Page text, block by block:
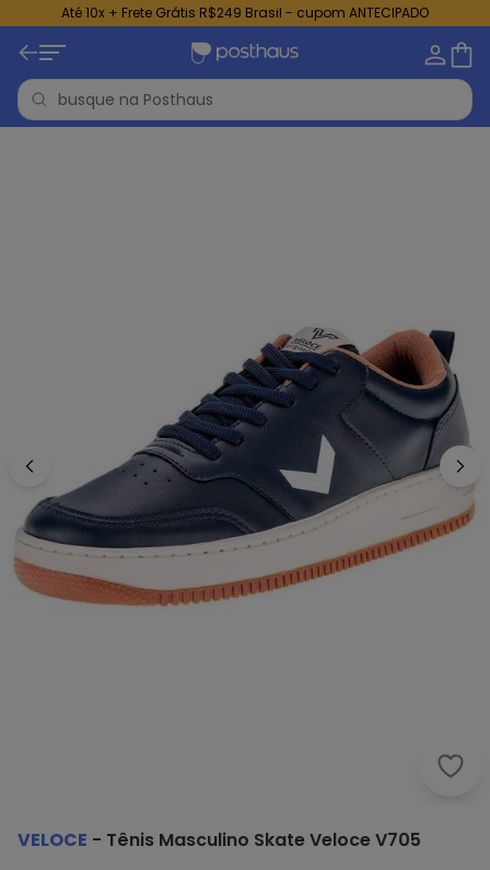
Até 10x + Frete Grátis R$249 Brasil - cupom ANTECIPADO
VELOCE - Tênis Masculino Skate Veloce V705